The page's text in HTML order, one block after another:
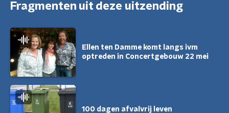
Fragmenten uit deze uitzending
Ellen ten Damme komt langs ivm
optreden in Concertgebouw 22 mei
100 dagen afvalvrij leven